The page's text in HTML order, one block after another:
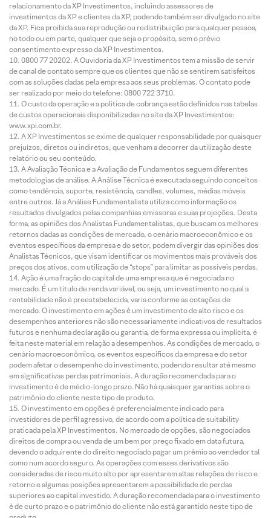
relacionamento da XP Investimentos, incluindo assessores de
investimentos da XP e clientes da XP, podendo também ser divulgado no site
da XP. Fica proibida sua reprodução ou redistribuição para qualquer pessoa,
no todo ou em parte, qualquer que seja o propósito, sem o prévio
consentimento expresso da XP Investimentos.
0800 77 20202. A Ouvidoria da XP Investimentos tem a missão de servir
de canal de contato sempre que os clientes que não se sentirem satisfeitos
com as soluções dadas pela empresa aos seus problemas. O contato pode
ser realizado por meio do telefone: 0800 722 3710.
O custo da operação e a política de cobrança estão definidos nas tabelas
de custos operacionais disponibilizadas no site da XP Investimentos:
www.xpi.com.br.
A XP Investimentos se exime de qualquer responsabilidade por quaisquer
prejuízos, diretos ou indiretos, que venham a decorrer da utilização deste
relatório ou seu conteúdo.
A Avaliação Técnica e a Avaliação de Fundamentos seguem diferentes
metodologias de análise. A Análise Técnica é executada seguindo conceitos
como tendência, suporte, resistência, candles, volumes, médias móveis
entre outros. Já a Análise Fundamentalista utiliza como informação os
resultados divulgados pelas companhias emissoras e suas projeções. Desta
forma, as opiniões dos Analistas Fundamentalistas, que buscam os melhores
retornos dadas as condições de mercado, o cenário macroeconômico e os
eventos específicos da empresa e do setor, podem divergir das opiniões dos
Analistas Técnicos, que visam identificar os movimentos mais prováveis dos
preços dos ativos, com utilização de “stops” para limitar as possíveis perdas.
Ação é uma fração do capital de uma empresa que é negociada no
mercado. É um título de renda variável, ou seja, um investimento no qual a
rentabilidade não é preestabelecida, varia conforme as cotações de
mercado. O investimento em ações é um investimento de alto risco e os
desempenhos anteriores não são necessariamente indicativos de resultados
futuros e nenhuma declaração ou garantia, de forma expressa ou implícita, é
feita neste material em relação a desempenhos. As condições de mercado, o
cenário macroeconômico, os eventos específicos da empresa e do setor
podem afetar o desempenho do investimento, podendo resultar até mesmo
em significativas perdas patrimoniais. A duração recomendada para o
investimento é de médio-longo prazo. Não há quaisquer garantias sobre o
patrimônio do cliente neste tipo de produto.
O investimento em opções é preferencialmente indicado para
investidores de perfil agressivo, de acordo com a política de suitability
praticada pela XP Investimentos. No mercado de opções, são negociados
direitos de compra ou venda de um bem por preço fixado em data futura,
devendo o adquirente do direito negociado pagar um prêmio ao vendedor tal
como num acordo seguro. As operações com esses derivativos são
consideradas de risco muito alto por apresentarem altas relações de risco e
retorno e algumas posições apresentarem a possibilidade de perdas
superiores ao capital investido. A duração recomendada para o investimento
é de curto prazo e o patrimônio do cliente não está garantido neste tipo de